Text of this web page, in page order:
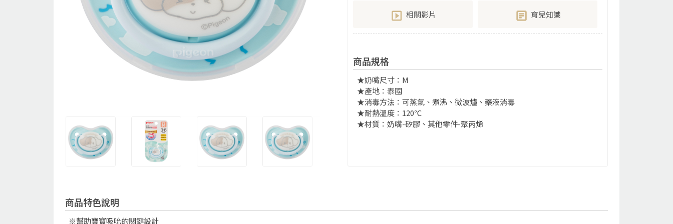
相關影片 育兒知識
商品規格
★奶嘴尺寸：M
★產地：泰國
★消毒方法：可蒸氣、煮沸、微波爐、藥液消毒
★耐熱溫度：120℃
★材質：奶嘴-矽膠、其他零件-聚丙烯
商品特色說明
※幫助寶寶吸吮的關鍵設計